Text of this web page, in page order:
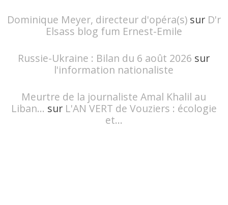
Dominique Meyer, directeur d'opéra(s)sur D'r
Elsass blog fum Ernest-Emile
Russie-Ukraine : Bilan du 6 août 2026 sur
l'information nationaliste
Meurtre de la journaliste Amal Khalil au
Liban... sur L'AN VERT de Vouziers : écologie
et...